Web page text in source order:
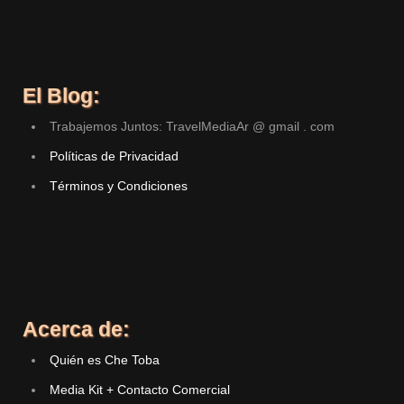
El Blog:
Trabajemos Juntos: TravelMediaAr @ gmail . com
Políticas de Privacidad
Términos y Condiciones
Acerca de:
Quién es Che Toba
Media Kit + Contacto Comercial